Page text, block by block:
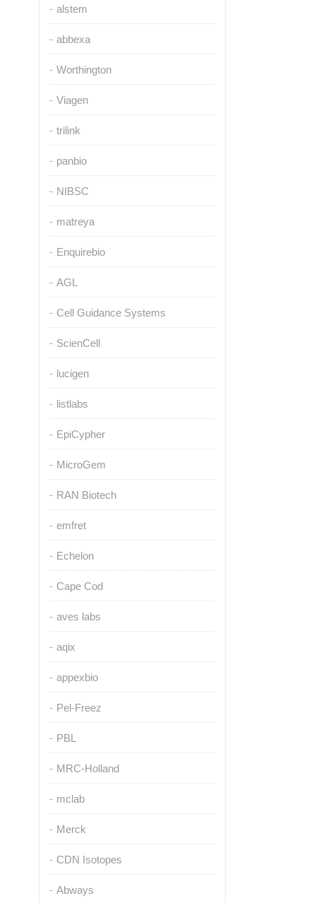
alstem
abbexa
Worthington
Viagen
trilink
panbio
NIBSC
matreya
Enquirebio
AGL
Cell Guidance Systems
ScienCell
lucigen
listlabs
EpiCypher
MicroGem
RAN Biotech
emfret
Echelon
Cape Cod
aves labs
aqix
appexbio
Pel-Freez
PBL
MRC-Holland
mclab
Merck
CDN Isotopes
Abways